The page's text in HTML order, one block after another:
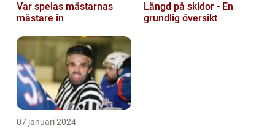
Var spelas mästarnas
mästare in
Längd på skidor - En
grundlig översikt
07 januari 2024